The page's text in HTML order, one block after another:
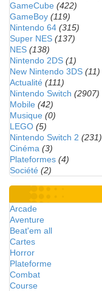
GameCube (422)
GameBoy (119)
Nintendo 64 (315)
Super NES (137)
NES (138)
Nintendo 2DS (1)
New Nintendo 3DS (11)
Actualité (111)
Nintendo Switch (2907)
Mobile (42)
Musique (0)
LEGO (5)
Nintendo Switch 2 (231)
Cinéma (3)
Plateformes (4)
Société (2)
Arcade
Aventure
Beat'em all
Cartes
Horror
Plateforme
Combat
Course